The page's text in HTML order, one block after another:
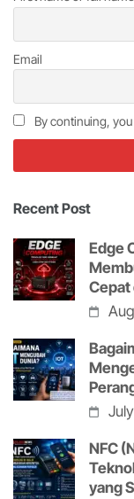
Email
By continuing,
Recent Post
Edge
Cepat
NFC
yang